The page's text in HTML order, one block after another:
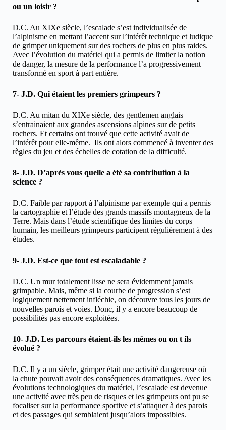
ou un loisir ?
D.C. Au XIXe siècle, l’escalade s’est individualisée de
l’alpinisme en mettant l’accent sur l’intérêt technique et ludique
de grimper uniquement sur des rochers de plus en plus raides.
Avec l’évolution du matériel qui a permis de limiter la notion
de danger, la mesure de la performance l’a progressivement
transformé en sport à part entière.
7- J.D. Qui étaient les premiers grimpeurs ?
D.C. Au mitan du XIXe siècle, des gentlemen anglais
s’entrainaient aux grandes ascensions alpines sur de petits
rochers. Et certains ont trouvé que cette activité avait de
l’intérêt pour elle-même. Ils ont alors commencé à inventer des
règles du jeu et des échelles de cotation de la difficulté.
8- J.D. D’après vous quelle a été sa contribution à la
science ?
D.C. Faible par rapport à l’alpinisme par exemple qui a permis
la cartographie et l’étude des grands massifs montagneux de la
Terre. Mais dans l’étude scientifique des limites du corps
humain, les meilleurs grimpeurs participent régulièrement à des
études.
9- J.D. Est-ce que tout est escaladable ?
D.C. Un mur totalement lisse ne sera évidemment jamais
grimpable. Mais, même si la courbe de progression s’est
logiquement nettement infléchie, on découvre tous les jours de
nouvelles parois et voies. Donc, il y a encore beaucoup de
possibilités pas encore exploitées.
10- J.D. Les parcours étaient-ils les mêmes ou on t ils
évolué ?
D.C. Il y a un siècle, grimper était une activité dangereuse où
la chute pouvait avoir des conséquences dramatiques. Avec les
évolutions technologiques du matériel, l’escalade est devenue
une activité avec très peu de risques et les grimpeurs ont pu se
focaliser sur la performance sportive et s’attaquer à des parois
et des passages qui semblaient jusqu’alors impossibles.